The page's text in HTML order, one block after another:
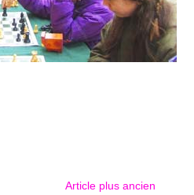
Article plus ancien